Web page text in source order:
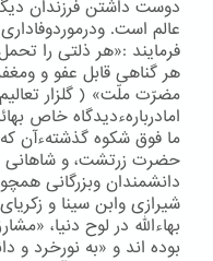
دوست داشتن فرزندان
عالم است.
فرمایند :«هر ذلتی را
هر گناهی قابل عفو و
مضرّت ملّت» ( گلزار تعالیم
امادربارهءدیدگاه خاص
ما فوق شكوه گذشتهءآن
حضرت زرتشت، و
دانشمندان وبزرگانی
شیرازی وابن سینا و
بهاءالله در لوح دنیا،
بوده اند و «به نورخرد و